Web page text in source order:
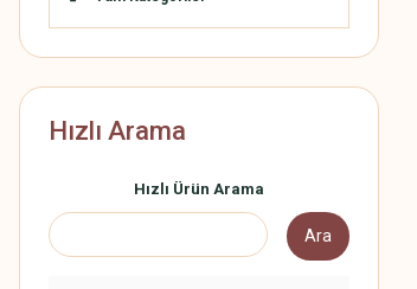
Hızlı Arama
Hızlı Ürün Arama
Ara